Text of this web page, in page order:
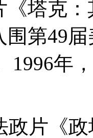
塔克
围第49
1996年
政片《